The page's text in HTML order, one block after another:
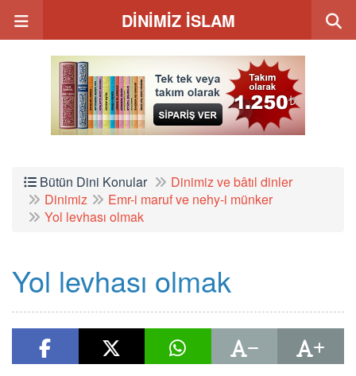
DİNİMİZ İSLAM
Bütün Dini Konular
Dinimiz ve bâtıl dinler
Dinimiz
Emr-i maruf ve nehy-i münker
Yol levhası olmak
Yol levhası olmak